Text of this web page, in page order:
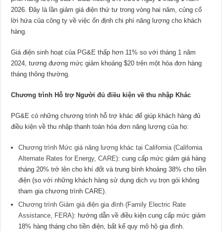
2026. Đây là lần giảm giá điện thứ tư trong vòng hai năm, củng cố
lời hứa của công ty về việc ổn định chi phí năng lượng cho khách
hàng.
Giá điện sinh hoạt của PG&E thấp hơn 11% so với tháng 1 năm
2024, tương đương mức giảm khoảng $20 trên một hóa đơn hàng
tháng thông thường.
Chương trình Hỗ trợ Người đủ điều kiện về thu nhập Khác
PG&E có những chương trình hỗ trợ khác để giúp khách hàng đủ
điều kiện về thu nhập thanh toán hóa đơn năng lượng của họ:
Chương trình Mức giá năng lượng khác tại California (California
Alternate Rates for Energy, CARE): cung cấp mức giảm giá hàng
tháng 20% trở lên ​​cho khí đốt và trung bình khoảng 38% cho tiền
điện (so với những khách hàng sử dụng dịch vụ trọn gói không
tham gia chương trình CARE).
Chương trình Giảm giá điện gia đình (Family Electric Rate
Assistance, FERA): hướng dẫn về điều kiện cung cấp mức giảm
18% hàng tháng cho tiền điện, bất kể quy mô hộ gia đình.